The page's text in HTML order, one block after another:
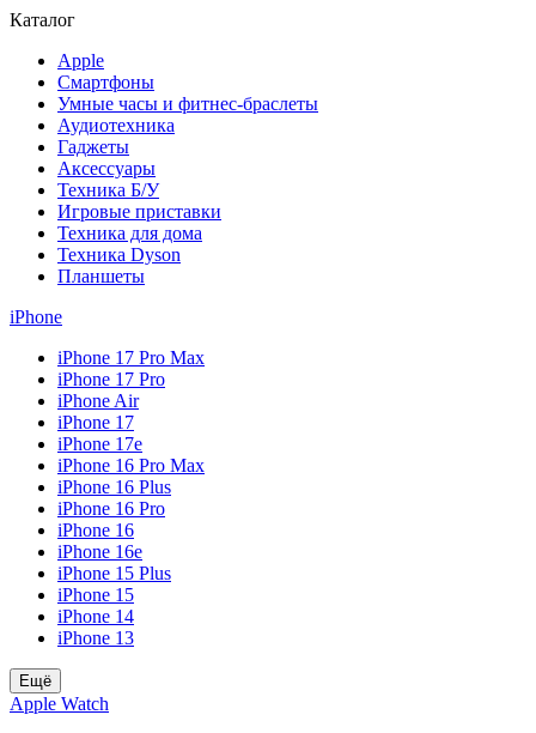
Каталог
Apple
Смартфоны
Умные часы и фитнес-браслеты
Аудиотехника
Гаджеты
Аксессуары
Техника Б/У
Игровые приставки
Техника для дома
Техника Dyson
Планшеты
iPhone
iPhone 17 Pro Max
iPhone 17 Pro
iPhone Air
iPhone 17
iPhone 17e
iPhone 16 Pro Max
iPhone 16 Plus
iPhone 16 Pro
iPhone 16
iPhone 16e
iPhone 15 Plus
iPhone 15
iPhone 14
iPhone 13
Ещё
Apple Watch